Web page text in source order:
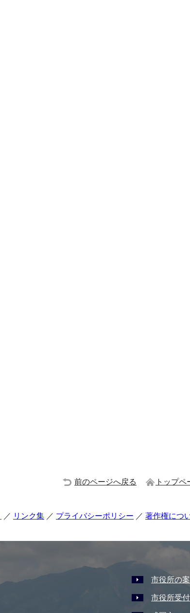
前のページへ戻る トップペ
リンク集 プライバシーポリシー 著作権につ
市役所の
市役所受